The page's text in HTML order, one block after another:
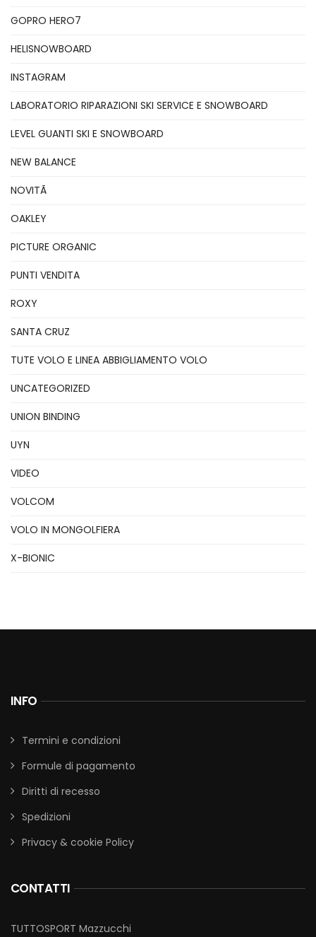
GOPRO HERO7
HELISNOWBOARD
INSTAGRAM
LABORATORIO RIPARAZIONI SKI SERVICE E SNOWBOARD
LEVEL GUANTI SKI E SNOWBOARD
NEW BALANCE
NOVITÃ
OAKLEY
PICTURE ORGANIC
PUNTI VENDITA
ROXY
SANTA CRUZ
TUTE VOLO E LINEA ABBIGLIAMENTO VOLO
UNCATEGORIZED
UNION BINDING
UYN
VIDEO
VOLCOM
VOLO IN MONGOLFIERA
X-BIONIC
INFO
Termini e condizioni
Formule di pagamento
Diritti di recesso
Spedizioni
Privacy & cookie Policy
CONTATTI
TUTTOSPORT Mazzucchi